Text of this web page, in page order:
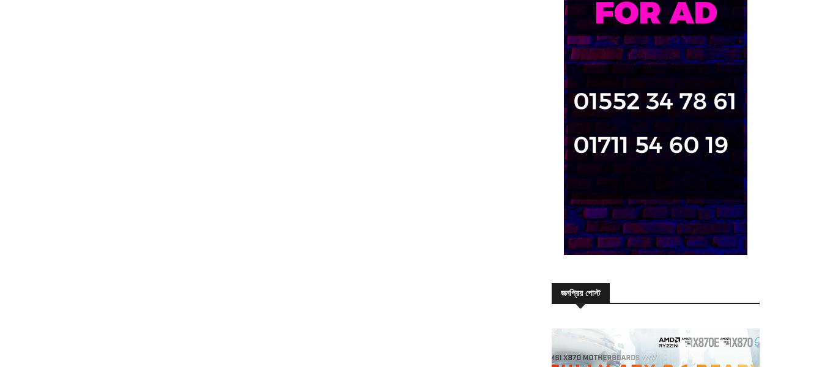
জনপ্রিয় পোস্ট